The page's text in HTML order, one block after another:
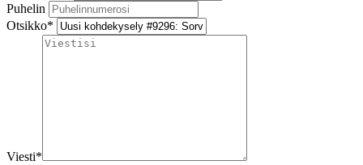
Puhelin
Otsikko*
Viesti*